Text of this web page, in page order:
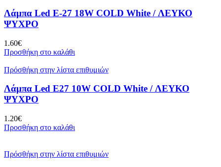
Λάμπα Led E-27 18W COLD White / ΛΕΥΚΟ
ΨΥΧΡΟ
1.60€
Προσθήκη στο καλάθι
Πρόσθήκη στην λίστα επιθυμιών
Λάμπα Led E27 10W COLD White / ΛΕΥΚΟ
ΨΥΧΡΟ
1.20€
Προσθήκη στο καλάθι
Πρόσθήκη στην λίστα επιθυμιών